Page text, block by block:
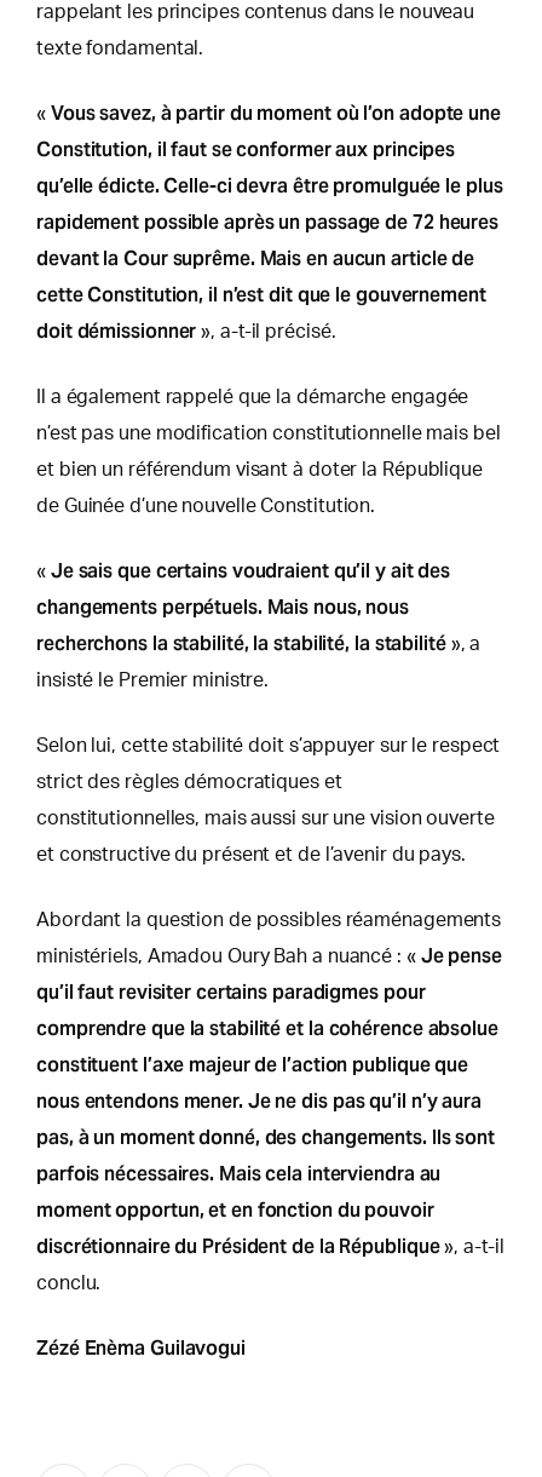
rappelant les principes contenus dans le nouveau
texte fondamental.
« Vous savez, à partir du moment où l’on adopte une
Constitution, il faut se conformer aux principes
qu’elle édicte. Celle-ci devra être promulguée le plus
rapidement possible après un passage de 72 heures
devant la Cour suprême. Mais en aucun article de
cette Constitution, il n’est dit que le gouvernement
doit démissionner », a-t-il précisé.
Il a également rappelé que la démarche engagée
n’est pas une modification constitutionnelle mais bel
et bien un référendum visant à doter la République
de Guinée d’une nouvelle Constitution.
« Je sais que certains voudraient qu’il y ait des
changements perpétuels. Mais nous, nous
recherchons la stabilité, la stabilité, la stabilité », a
insisté le Premier ministre.
Selon lui, cette stabilité doit s’appuyer sur le respect
strict des règles démocratiques et
constitutionnelles, mais aussi sur une vision ouverte
et constructive du présent et de l’avenir du pays.
Abordant la question de possibles réaménagements
ministériels, Amadou Oury Bah a nuancé : « Je pense
qu’il faut revisiter certains paradigmes pour
comprendre que la stabilité et la cohérence absolue
constituent l’axe majeur de l’action publique que
nous entendons mener. Je ne dis pas qu’il n’y aura
pas, à un moment donné, des changements. Ils sont
parfois nécessaires. Mais cela interviendra au
moment opportun, et en fonction du pouvoir
discrétionnaire du Président de la République», a-t-il
conclu.
Zézé Enèma Guilavogui